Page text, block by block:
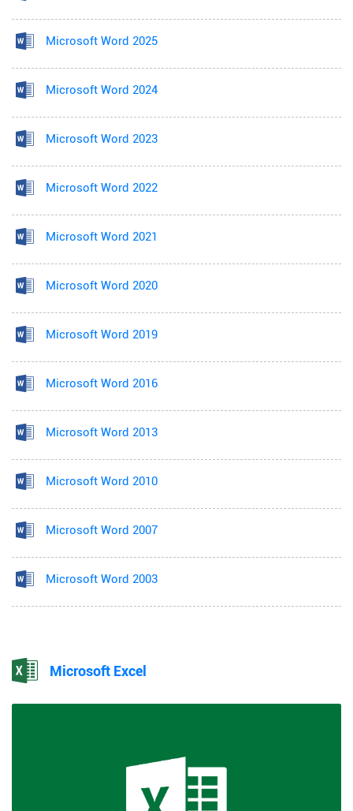
Microsoft Word 2025
Microsoft Word 2024
Microsoft Word 2023
Microsoft Word 2022
Microsoft Word 2021
Microsoft Word 2020
Microsoft Word 2019
Microsoft Word 2016
Microsoft Word 2013
Microsoft Word 2010
Microsoft Word 2007
Microsoft Word 2003
Microsoft Excel